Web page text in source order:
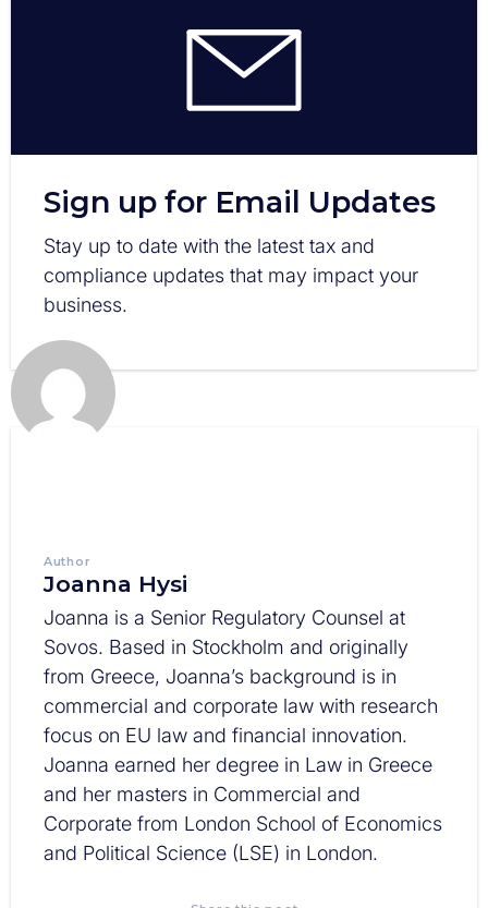
Sign up for Email Updates
Stay up to date with the latest tax and
compliance updates that may impact your
business.
Author
Joanna Hysi
Joanna is a Senior Regulatory Counsel at
Sovos. Based in Stockholm and originally
from Greece, Joanna’s background is in
commercial and corporate law with research
focus on EU law and financial innovation.
Joanna earned her degree in Law in Greece
and her masters in Commercial and
Corporate from London School of Economics
and Political Science (LSE) in London.